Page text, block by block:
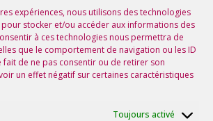
expériences, nous utilisons des technologies
stocker et/ou accéder aux informations des
à ces technologies nous permettra de
que le comportement de navigation ou les ID
fait de ne pas consentir ou de retirer son
un effet négatif sur certaines caractéristiques
Toujours activé
réseaux !